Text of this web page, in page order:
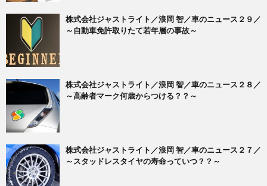
株式会社ジャストライト／浪岡 智／車のニュース２９／
～自動車免許取りたて若年層の事故～
株式会社ジャストライト／浪岡 智／車のニュース２８／
～高齢者マーク何歳からつける？？～
株式会社ジャストライト／浪岡 智／車のニュース２７／
～スタッドレスタイヤの寿命っていつ？？～